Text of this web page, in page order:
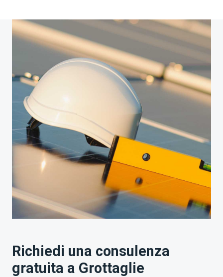
Richiedi una consulenza
gratuita a Grottaglie